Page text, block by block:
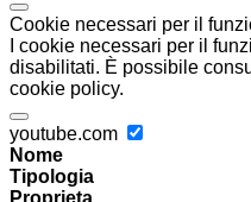
Cookie necessari per il
I cookie necessari per il
disabilitati. È possibile
cookie policy.
youtube.com
Nome
Tipologia